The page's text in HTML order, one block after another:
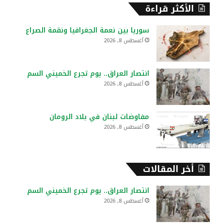
ن
الأكثر قراءة
سوريا بين نعمة الجغرافيا ونقمة الصراع
أغسطس 8, 2026
انتصار العراق.. يوم تجرع الخميني السم
أغسطس 8, 2026
مفاوضات لبنان في بلاد الرومان
أغسطس 8, 2026
أخر المقالات
انتصار العراق.. يوم تجرع الخميني السم
أغسطس 8, 2026